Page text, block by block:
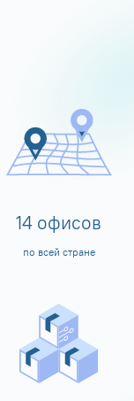
14 офисов
по всей стране